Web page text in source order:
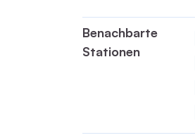
Benachbarte
Stationen